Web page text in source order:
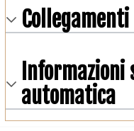
automatica